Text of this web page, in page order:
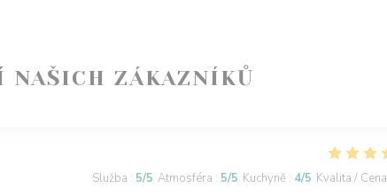
NAŠICH ZÁKAZNÍKŮ
Služba : 5/5 Atmosféra : 5/5 Kuchyně : 4/5 Kvalita / Cena